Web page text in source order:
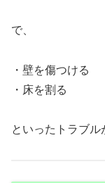
で、
・壁を傷つける
・床を割る
といったトラブル